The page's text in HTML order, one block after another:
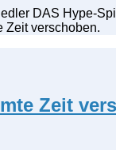
DAS Hype-
Zeit verschoben.
Zeit